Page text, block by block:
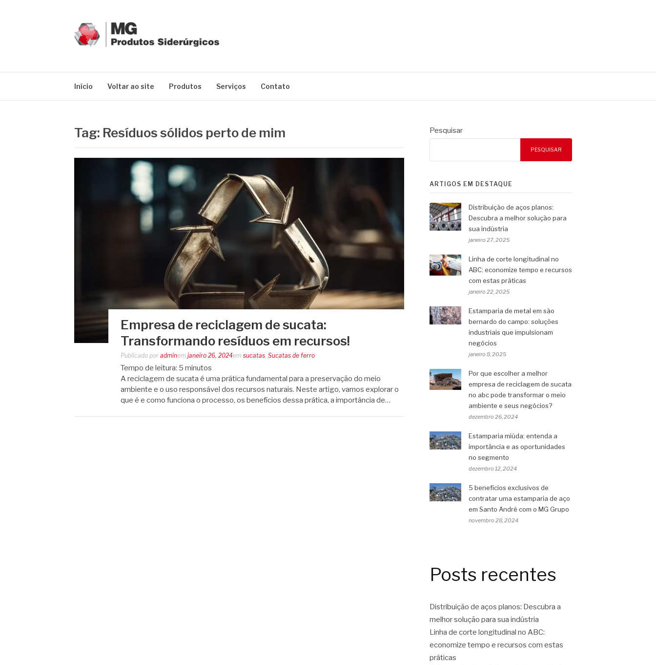
Início Voltar ao site Produtos Serviços Contato
Tag: Resíduos sólidos perto de mim
Empresa de reciclagem de sucata:
Transformando resíduos em recursos!
Publicado por adminem janeiro 26, 2024em sucatas Sucatas de ferro
Tempo de leitura: 5 minutos
A reciclagem de sucata é uma prática fundamental para a preservação do meio
ambiente e o uso responsável dos recursos naturais. Neste artigo, vamos explorar o
que é e como funciona o processo, os benefícios dessa prática, a importância de…
Pesquisar
PESQUISAR
ARTIGOS EM DESTAQUE
Distribuição de aços planos:
Descubra a melhor solução para
sua indústria
janeiro 27, 2025
Linha de corte longitudinal no
ABC: economize tempo e recursos
com estas práticas
janeiro 22, 2025
Estamparia de metal em são
bernardo do campo: soluções
industriais que impulsionam
negócios
janeiro 8, 2025
Por que escolher a melhor
empresa de reciclagem de sucata
no abc pode transformar o meio
ambiente e seus negócios?
dezembro 26, 2024
Estamparia miúda: entenda a
importância e as oportunidades
no segmento
dezembro 12, 2024
5 benefícios exclusivos de
contratar uma estamparia de aço
em Santo André com o MG Grupo
novembro 28, 2024
Posts recentes
Distribuição de aços planos: Descubra a
melhor solução para sua indústria
Linha de corte longitudinal no ABC:
economize tempo e recursos com estas
práticas